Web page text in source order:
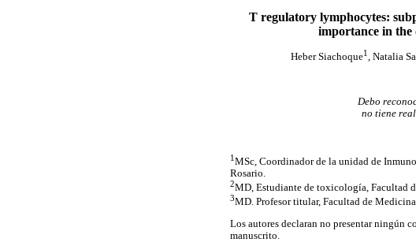
T regulatory lymphocytes:
importance in
Heber Siachoque1 , Natalia
Debo
no tiene
1 MSc, Coordinador de la unidad de
Rosario.
2MD, Estudiante de toxicología, Facultad
3MD. Profesor titular, Facultad de
Los autores declaran no presentar ningún
manuscrito.